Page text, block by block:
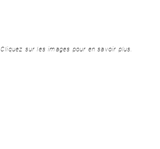
Cliquez sur les images pour en savoir plus.